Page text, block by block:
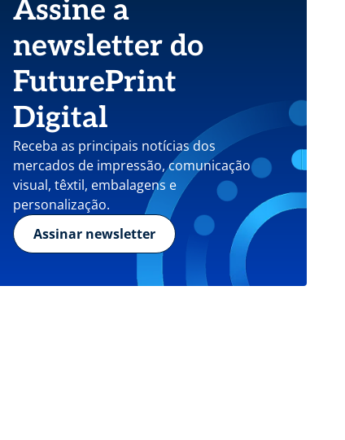
Assine a
newsletter do
FuturePrint
Digital
Receba as principais notícias dos
mercados de impressão, comunicação
visual, têxtil, embalagens e
personalização.
Assinar newsletter